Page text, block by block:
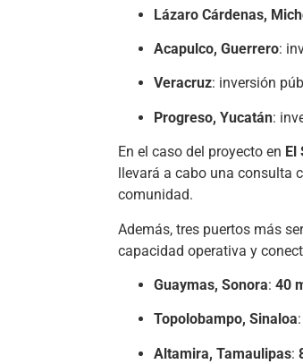
Lázaro Cárdenas,
Acapulco, Guerrero:
Veracruz: inversión
Progreso, Yucatán:
En el caso del proyecto en El
llevará a cabo una consulta
comunidad.
Además, tres puertos más
capacidad operativa y
Guaymas, Sonora: 40
Topolobampo, Sinaloa:
Altamira, Tamaulipas: